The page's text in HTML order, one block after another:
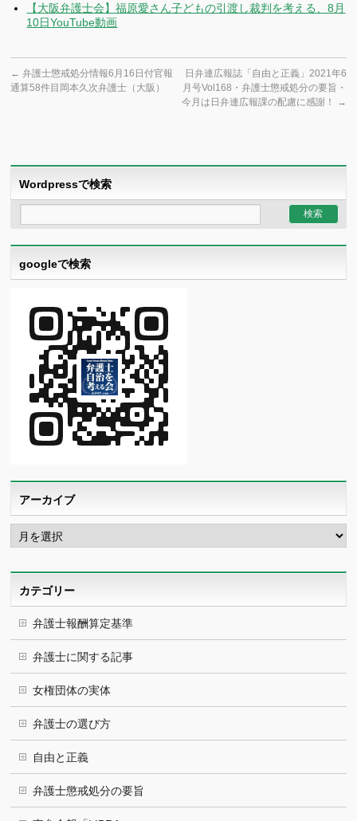
【大阪弁護士会】福原愛さん子どもの引渡し裁判を考える、8月
10日YouTube動画
← 弁護士懲戒処分情報6月16日付官報
通算58件目岡本久次弁護士（大阪）
日弁連広報誌「自由と正義」2021年6
月号Vol168・弁護士懲戒処分の要旨・
今月は日弁連広報課の配慮に感謝！
→
Wordpressで検索
googleで検索
アーカイブ
ア
ー
カ
カテゴリー
弁護士報酬算定基準
弁護士に関する記事
女権団体の実体
弁護士の選び方
自由と正義
弁護士懲戒処分の要旨